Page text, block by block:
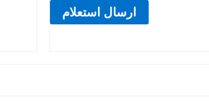
ارسال استعلام